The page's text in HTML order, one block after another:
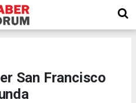
San Francisco